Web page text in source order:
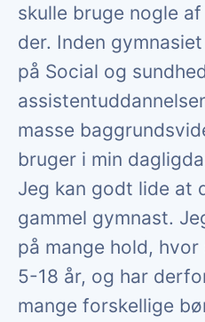
skulle bruge nogle
der. Inden
på Social og
masse
bruger i min
Jeg kan godt lide at
gammel gymnast.
på mange hold,
5-18 år, og har
mange forskellige